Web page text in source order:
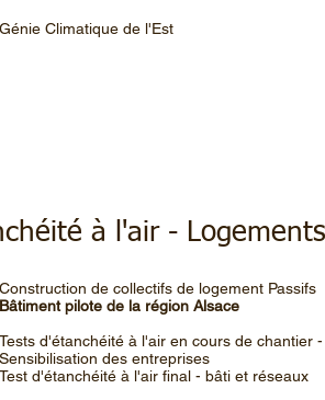
Génie Climatique de l'Est
à l'air -
Construction de collectifs de logement Passifs
Bâtiment pilote de la région Alsace
Tests d'étanchéité à l'air en cours de chantier
Sensibilisation des entreprises
Test d'étanchéité à l'air final - bâti et réseaux